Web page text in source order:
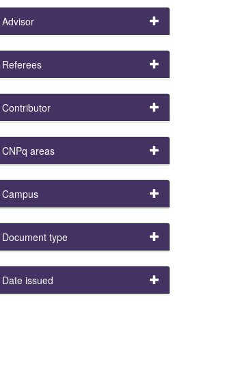
Advisor
Referees
Contributor
CNPq areas
Campus
Document type
Date issued